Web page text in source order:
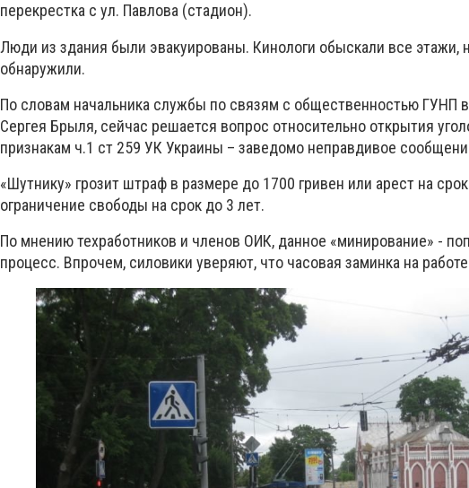
перекрестка с ул. Павлова (стадион).
Люди из здания были эвакуированы. Кинологи обыскали все этажи,
обнаружили.
По словам начальника службы по связям с общественностью ГУНП
Сергея Брыля, сейчас решается вопрос относительно открытия
признакам ч.1 ст 259 УК Украины – заведомо неправдивое
«Шутнику» грозит штраф в размере до 1700 гривен или арест на
ограничение свободы на срок до 3 лет.
По мнению техработников и членов ОИК, данное «минирование» -
процесс. Впрочем, силовики уверяют, что часовая заминка на